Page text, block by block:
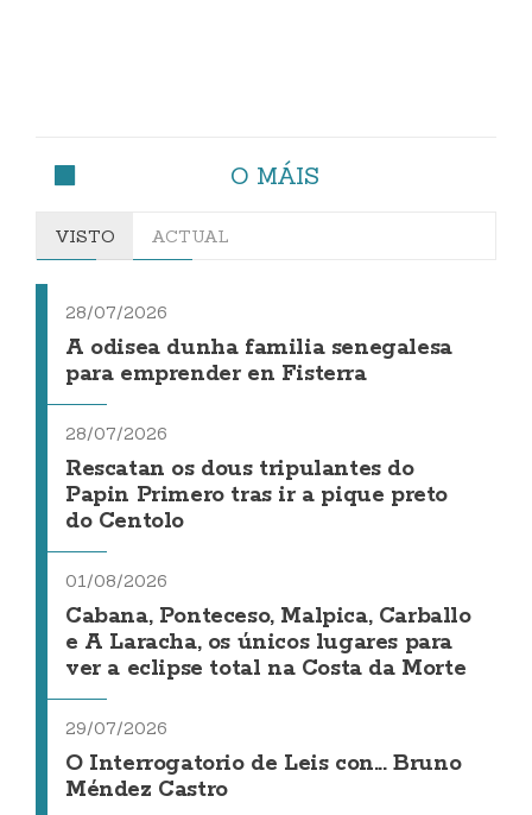
O MÁIS
VISTO ACTUAL
28/07/2026
A odisea dunha familia senegalesa
para emprender en Fisterra
28/07/2026
Rescatan os dous tripulantes do
Papin Primero tras ir a pique preto
do Centolo
01/08/2026
Cabana, Ponteceso, Malpica, Carballo
e A Laracha, os únicos lugares para
ver a eclipse total na Costa da Morte
29/07/2026
O Interrogatorio de Leis con... Bruno
Méndez Castro